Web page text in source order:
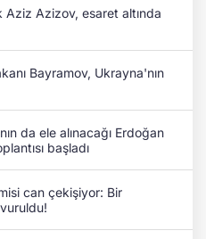
Aziz Azizov, esaret altında
Bayramov, Ukrayna'nın
da ele alınacağı Erdoğan
başladı
can çekişiyor: Bir